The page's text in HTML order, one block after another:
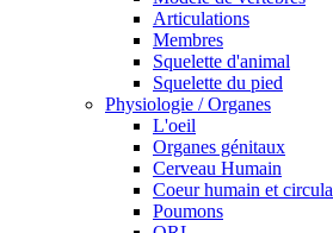
Articulations
Membres
Squelette d'animal
Squelette du pied
Physiologie / Organes
L'oeil
Organes génitaux
Cerveau Humain
Coeur humain et
Poumons